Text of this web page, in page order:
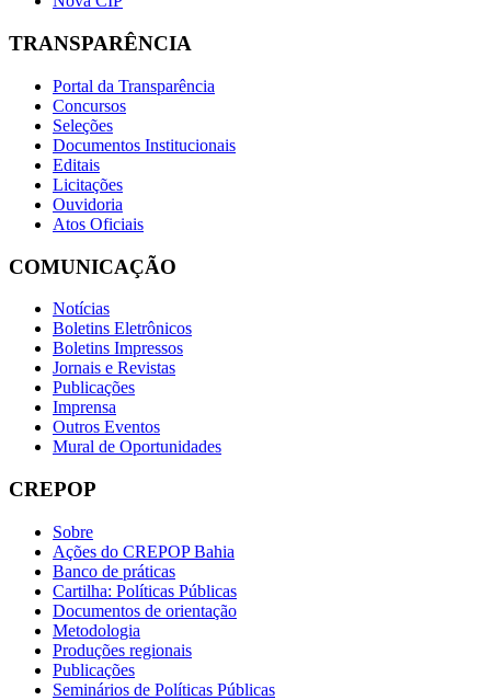
TRANSPARÊNCIA
Portal da Transparência
Concursos
Seleções
Documentos Institucionais
Editais
Licitações
Ouvidoria
Atos Oficiais
COMUNICAÇÃO
Notícias
Boletins Eletrônicos
Boletins Impressos
Jornais e Revistas
Publicações
Imprensa
Outros Eventos
Mural de Oportunidades
CREPOP
Sobre
Ações do CREPOP Bahia
Banco de práticas
Cartilha: Políticas Públicas
Documentos de orientação
Metodologia
Produções regionais
Publicações
Seminários de Políticas Públicas